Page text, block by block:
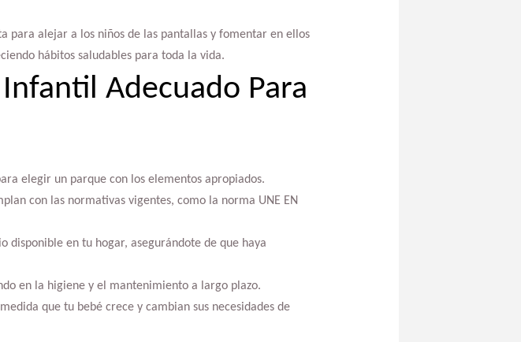
para alejar a los niños de las pantallas y fomentar en ellos
hábitos saludables para toda la vida.
Adecuado Para
elegir un parque con los elementos apropiados.
con las normativas vigentes, como la norma UNE EN
disponible en tu hogar, asegurándote de que haya
en la higiene y el mantenimiento a largo plazo.
que tu bebé crece y cambian sus necesidades de